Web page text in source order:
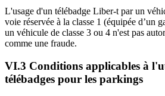
L'usage d'un télébadge Liber-t par un
voie réservée à la classe 1 (équipée d’un
un véhicule de classe 3 ou 4 n'est pas
comme une fraude.
VI.3 Conditions applicables à
télébadges pour les parkings